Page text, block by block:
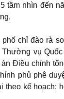
tầm nhìn đến
chỉ đào rà
vụ
Điều chỉnh
phủ phê
kế hoạch;